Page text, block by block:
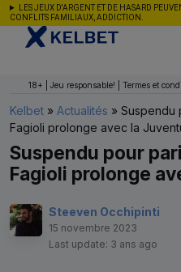
Aller au contenu
LES JEUX D'ARGENT ET DE HASARD
CONFLITS FAMILIAUX, ADDICTION.
18+ | Jeu responsable! | Termes et
Kelbet » Actualités » Suspendu
Fagioli prolonge avec la
Suspendu pour
Fagioli prolonge
Steeven Occhipinti
15 novembre 2023
Last update: 3 ans ago